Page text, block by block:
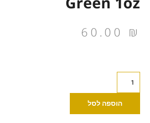
60.00 ₪
מ"ל)
הוספה לסל